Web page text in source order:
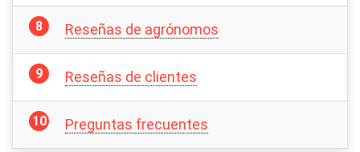
Reseñas de agrónomos
Reseñas de clientes
Preguntas frecuentes